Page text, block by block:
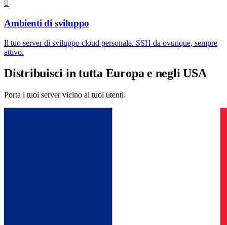
Ambienti di sviluppo
Il tuo server di sviluppo cloud personale. SSH da ovunque, sempre
attivo.
Distribuisci in tutta Europa e negli USA
Porta i tuoi server vicino ai tuoi utenti.